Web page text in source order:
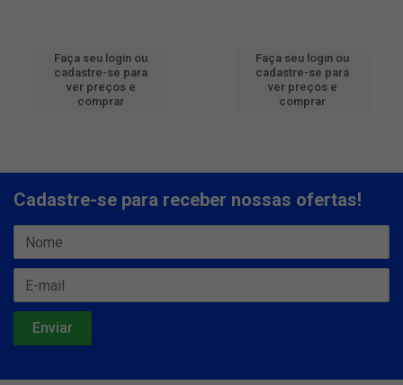
Faça seu login ou
cadastre-se para
ver preços e
comprar
Faça seu login ou
cadastre-se para
ver preços e
comprar
Cadastre-se para receber nossas ofertas!